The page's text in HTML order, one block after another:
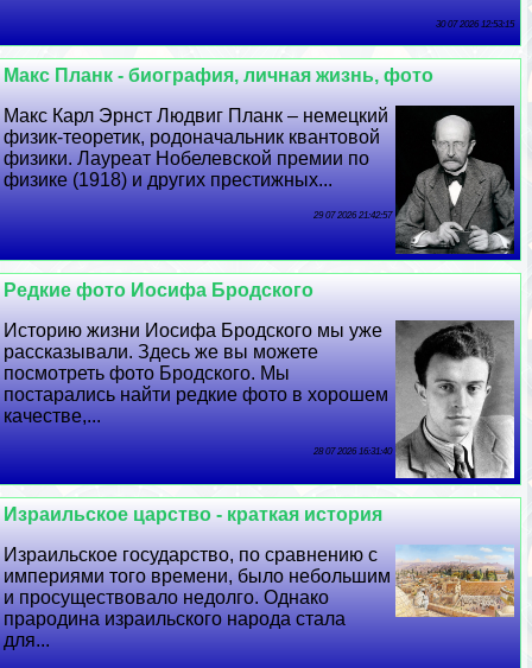
30 07 2026 12:53:15
Макс Планк - биография, личная жизнь, фото
Макс Карл Эрнст Людвиг Планк – немецкий
физик-теоретик, родоначальник квантовой
физики. Лауреат Нобелевской премии по
физике (1918) и других престижных...
29 07 2026 21:42:57
Редкие фото Иосифа Бродского
Историю жизни Иосифа Бродского мы уже
рассказывали. Здесь же вы можете
посмотреть фото Бродского. Мы
постарались найти редкие фото в хорошем
качестве,...
28 07 2026 16:31:40
Израильское царство - краткая история
Израильское государство, по сравнению с
империями того времени, было небольшим
и просуществовало недолго. Однако
прародина израильского народа стала
для...